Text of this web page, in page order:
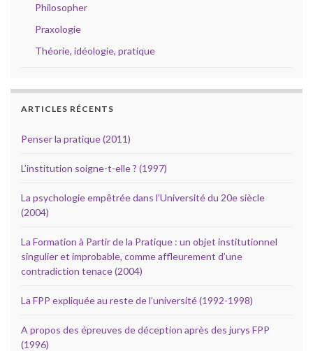
Philosopher
Praxologie
Théorie, idéologie, pratique
ARTICLES RÉCENTS
Penser la pratique (2011)
L’institution soigne-t-elle ? (1997)
La psychologie empêtrée dans l’Université du 20e siècle
(2004)
La Formation à Partir de la Pratique : un objet institutionnel
singulier et improbable, comme affleurement d’une
contradiction tenace (2004)
La FPP expliquée au reste de l’université (1992-1998)
A propos des épreuves de déception après des jurys FPP
(1996)